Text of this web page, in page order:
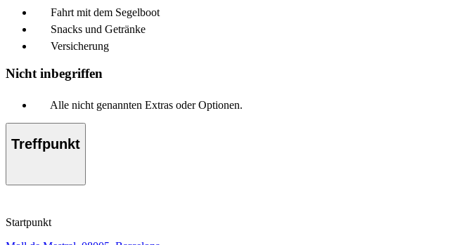
Fahrt mit dem Segelboot
Snacks und Getränke
Versicherung
Nicht inbegriffen
Alle nicht genannten Extras oder Optionen.
Treffpunkt
Startpunkt